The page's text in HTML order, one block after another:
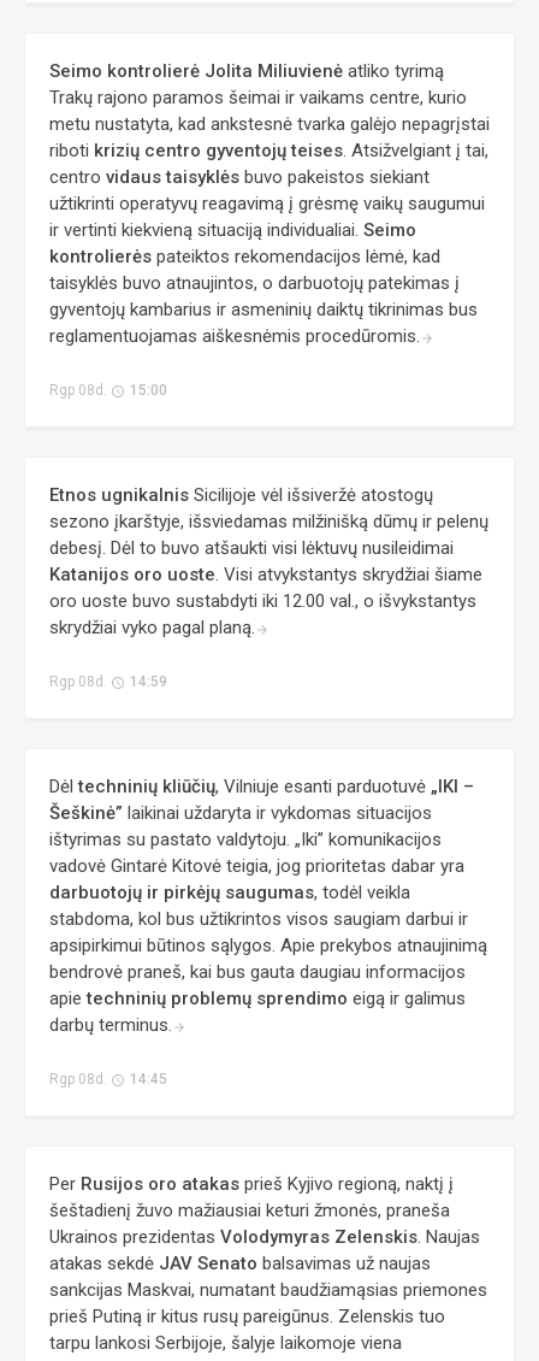
Seimo kontrolierė Jolita Miliuvienė atliko tyrimą
Trakų rajono paramos šeimai ir vaikams centre, kurio
metu nustatyta, kad ankstesnė tvarka galėjo nepagrįstai
riboti krizių centro gyventojų teises. Atsižvelgiant į tai,
centro vidaus taisyklės buvo pakeistos siekiant
užtikrinti operatyvų reagavimą į grėsmę vaikų saugumui
ir vertinti kiekvieną situaciją individualiai. Seimo
kontrolierės pateiktos rekomendacijos lėmė, kad
taisyklės buvo atnaujintos, o darbuotojų patekimas į
gyventojų kambarius ir asmeninių daiktų tikrinimas bus
reglamentuojamas aiškesnėmis procedūromis. arrow_forward
Rgp 08d. access_time 15:00
Etnos ugnikalnis Sicilijoje vėl išsiveržė atostogų
sezono įkarštyje, išsviedamas milžinišką dūmų ir pelenų
debesį. Dėl to buvo atšaukti visi lėktuvų nusileidimai
Katanijos oro uoste. Visi atvykstantys skrydžiai šiame
oro uoste buvo sustabdyti iki 12.00 val., o išvykstantys
skrydžiai vyko pagal planą. arrow_forward
Rgp 08d. access_time 14:59
Dėltechninių kliūčių, Vilniuje esanti parduotuvė „IKI –
Šeškinė” laikinai uždaryta ir vykdomas situacijos
ištyrimas su pastato valdytoju. „Iki” komunikacijos
vadovė Gintarė Kitovė teigia, jog prioritetas dabar yra
darbuotojų ir pirkėjų saugumas, todėl veikla
stabdoma, kol bus užtikrintos visos saugiam darbui ir
apsipirkimui būtinos sąlygos. Apie prekybos atnaujinimą
bendrovė praneš, kai bus gauta daugiau informacijos
apietechninių problemų sprendimo eigą ir galimus
darbų terminus. arrow_forward
Rgp 08d. access_time 14:45
Per Rusijos oro atakas prieš Kyjivo regioną, naktį į
šeštadienį žuvo mažiausiai keturi žmonės, praneša
Ukrainos prezidentas Volodymyras Zelenskis. Naujas
atakas sekdė JAV Senato balsavimas už naujas
sankcijas Maskvai, numatant baudžiamąsias priemones
prieš Putiną ir kitus rusų pareigūnus. Zelenskis tuo
tarpu lankosi Serbijoje, šalyje laikomoje viena